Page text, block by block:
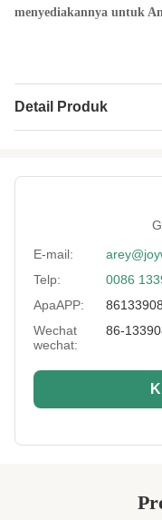
menyediakannya untuk
Detail Produk
12
Storage: Di
Moisture:
E-mail:
Telp:
0086
ApaAPP:
Wechat
wechat:
86-